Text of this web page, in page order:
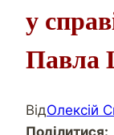
у
Павла
ВідОлексій
Поділитися: